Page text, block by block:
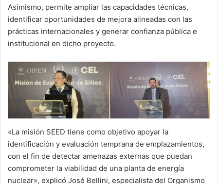
Asimismo, permite ampliar las capacidades técnicas,
identificar oportunidades de mejora alineadas con las
prácticas internacionales y generar confianza pública e
institucional en dicho proyecto.
«La misión SEED tiene como objetivo apoyar la
identificación y evaluación temprana de emplazamientos,
con el fin de detectar amenazas externas que puedan
comprometer la viabilidad de una planta de energía
nuclear», explicó José Bellini, especialista del Organismo